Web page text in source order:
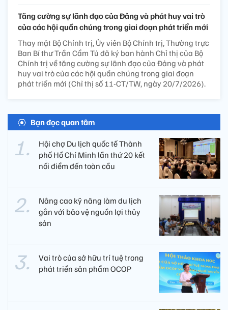
Tăng cường sự lãnh đạo của Đảng và phát huy vai trò
của các hội quần chúng trong giai đoạn phát triển mới
Thay mặt Bộ Chính trị, Ủy viên Bộ Chính trị, Thường trực
Ban Bí thư Trần Cẩm Tú đã ký ban hành Chỉ thị của Bộ
Chính trị về tăng cường sự lãnh đạo của Đảng và phát
huy vai trò của các hội quần chúng trong giai đoạn
phát triển mới (Chỉ thị số 11-CT/TW, ngày 20/7/2026).
Bạn đọc quan tâm
Hội chợ Du lịch quốc tế Thành
phố Hồ Chí Minh lần thứ 20 kết
nối điểm đến toàn cầu
Nâng cao kỹ năng làm du lịch
gắn với bảo vệ nguồn lợi thủy
sản
Vai trò của sở hữu trí tuệ trong
phát triển sản phẩm OCOP